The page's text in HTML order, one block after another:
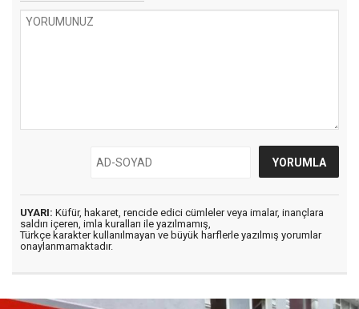
UYARI: Küfür, hakaret, rencide edici cümleler veya imalar, inançlara
saldırı içeren, imla kuralları ile yazılmamış,
Türkçe karakter kullanılmayan ve büyük harflerle yazılmış yorumlar
onaylanmamaktadır.